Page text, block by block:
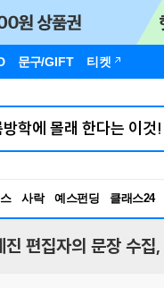
문구/GIFT 티켓
사락 예스펀딩 클래스24
진 편집자의 문장 수집,